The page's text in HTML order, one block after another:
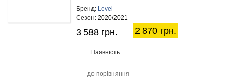
відпочинку.
Бренд: Level
Сезон: 2020/2021
3 588 грн. 2 870 грн.
Наявність
до порівняння